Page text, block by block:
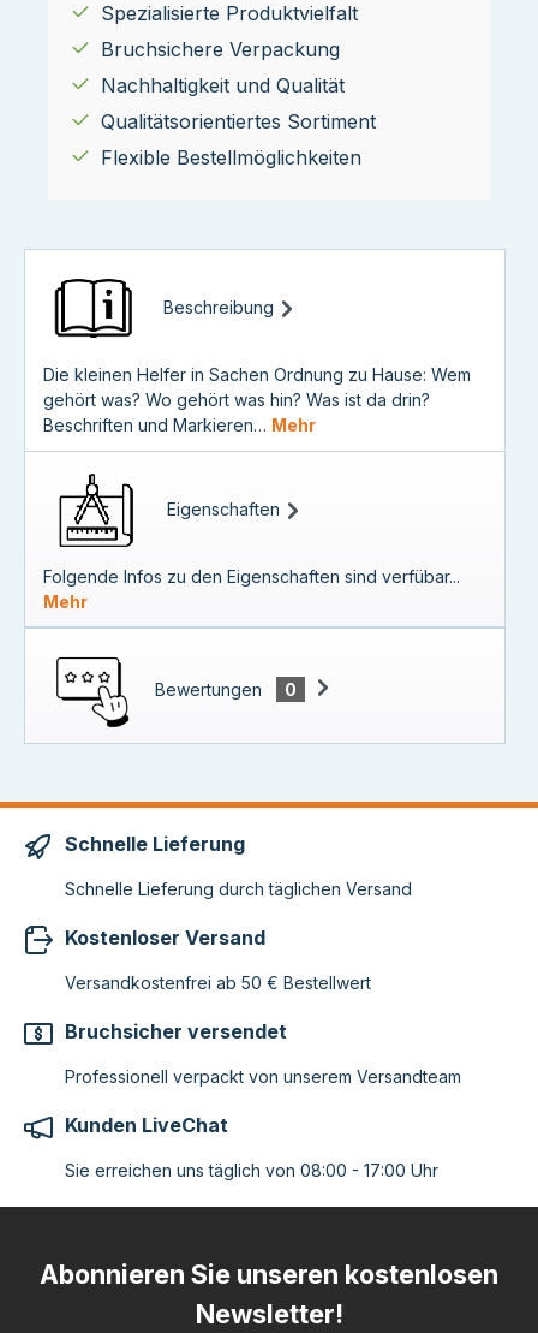
Spezialisierte Produktvielfalt
Bruchsichere Verpackung
Nachhaltigkeit und Qualität
Qualitätsorientiertes Sortiment
Flexible Bestellmöglichkeiten
Beschreibung
Die kleinen Helfer in Sachen Ordnung zu Hause: Wem
gehört was? Wo gehört was hin? Was ist da drin?
Beschriften und Markieren… Mehr
Eigenschaften
Folgende Infos zu den Eigenschaften sind verfübar...
Mehr
Bewertungen 0
Schnelle Lieferung
Schnelle Lieferung durch täglichen Versand
Kostenloser Versand
Versandkostenfrei ab 50 € Bestellwert
Bruchsicher versendet
Professionell verpackt von unserem Versandteam
Kunden LiveChat
Sie erreichen uns täglich von 08:00 - 17:00 Uhr
Abonnieren Sie unseren kostenlosen
Newsletter!